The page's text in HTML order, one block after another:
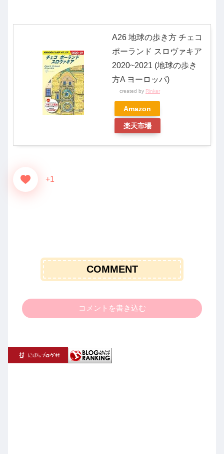
A26 地球の歩き方 チェコ
ポーランド スロヴァキア
2020~2021 (地球の歩き
方A ヨーロッパ)
created by Rinker
Amazon
楽天市場
+1
COMMENT
コメントを書き込む